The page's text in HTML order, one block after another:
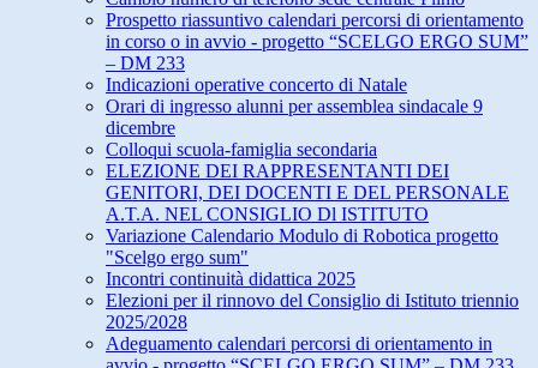
Prospetto riassuntivo calendari percorsi di orientamento
in corso o in avvio - progetto “SCELGO ERGO SUM”
– DM 233
Indicazioni operative concerto di Natale
Orari di ingresso alunni per assemblea sindacale 9
dicembre
Colloqui scuola-famiglia secondaria
ELEZIONE DEI RAPPRESENTANTI DEI
GENITORI, DEI DOCENTI E DEL PERSONALE
A.T.A. NEL CONSIGLIO Dl ISTITUTO
Variazione Calendario Modulo di Robotica progetto
"Scelgo ergo sum"
Incontri continuità didattica 2025
Elezioni per il rinnovo del Consiglio di Istituto triennio
2025/2028
Adeguamento calendari percorsi di orientamento in